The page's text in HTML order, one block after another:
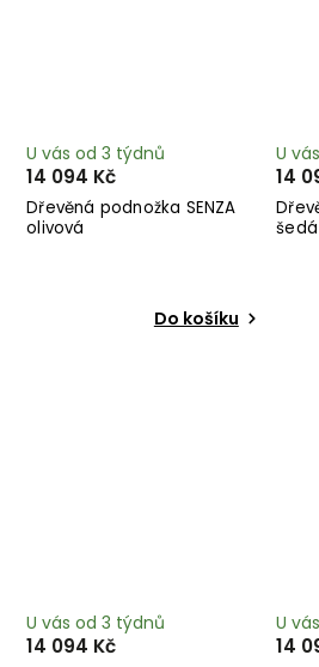
Dřevěná podnožka SENZA
olivová
U vás od 3 týdnů
14 094 Kč
Do košíku
šedá
U
14
U vás od 3 týdnů
14 094 Kč
U
14